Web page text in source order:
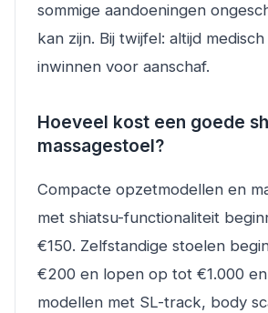
sommige aandoeningen
kan zijn. Bij twijfel: altijd medisch
inwinnen voor aanschaf.
Hoeveel kost een goede
massagestoel?
Compacte opzetmodellen en
met shiatsu-functionaliteit
€150. Zelfstandige stoelen
€200 en lopen op tot €1.000
modellen met SL-track, body